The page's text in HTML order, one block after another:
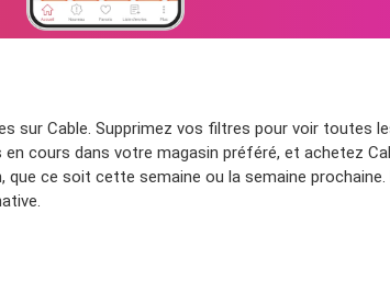
sur Cable. Supprimez vos filtres pour voir toutes
cours dans votre magasin préféré, et achetez
ce soit cette semaine ou la semaine prochaine.